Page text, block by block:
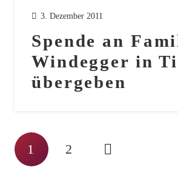
3. Dezember 2011
Spende an
Windegger in
übergeben
1 2